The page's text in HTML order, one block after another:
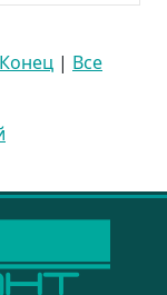
Конец | Все